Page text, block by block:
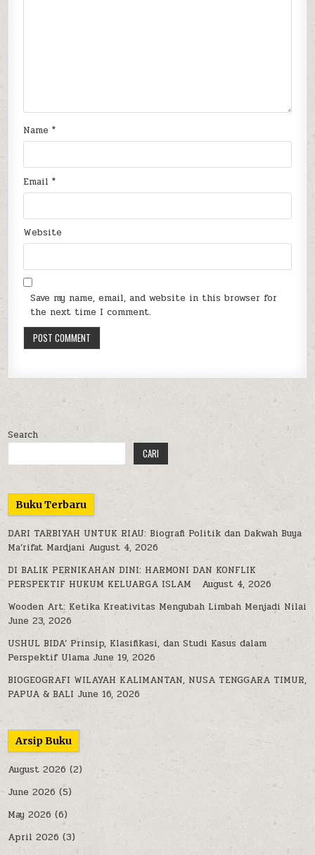
Name*
Email*
Website
Save my name, email, and website in this browser for
the next time I comment.
Search
CARI
Buku Terbaru
DARI TARBIYAH UNTUK RIAU: Biografi Politik dan Dakwah Buya
Ma’rifat Mardjani August 4, 2026
DI BALIK PERNIKAHAN DINI: HARMONI DAN KONFLIK
PERSPEKTIF HUKUM KELUARGA ISLAM
August 4, 2026
Wooden Art: Ketika Kreativitas Mengubah Limbah Menjadi Nilai
June 23, 2026
USHUL BIDA’ Prinsip, Klasifikasi, dan Studi Kasus dalam
Perspektif Ulama June 19, 2026
BIOGEOGRAFI WILAYAH KALIMANTAN, NUSA TENGGARA TIMUR,
PAPUA & BALI June 16, 2026
Arsip Buku
August 2026 (2)
June 2026 (5)
May 2026 (6)
April 2026 (3)